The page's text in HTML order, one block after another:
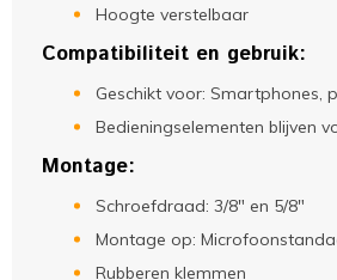
Hoogte verstelbaar
Compatibiliteit en gebruik:
Geschikt voor: Smartphones,
Bedieningselementen blijven
Montage:
Schroefdraad: 3/8" en 5/8"
Montage op:
Rubberen klemmen